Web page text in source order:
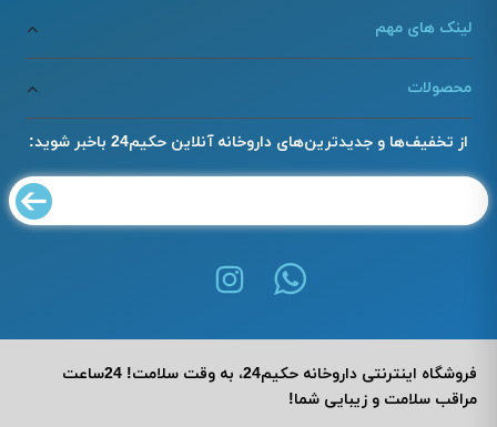
لینک های مهم
محصولات
از تخفیف‌ها و جدیدترین‌های داروخانه آنلاین حکیم24 باخبر شوید:
فروشگاه اینترنتی داروخانه حکیم24، به وقت سلامت! 24ساعت
مراقب سلامت و زیبایی شما!